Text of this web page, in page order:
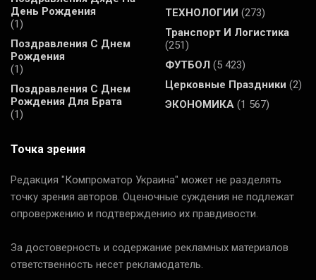
День Рождения
(1)
Поздравления С Днем
Рождения
(1)
Поздравления С Днем
Рождения Для Брата
(1)
ТЕХНОЛОГИИ (273)
Транспорт И Логистика
(251)
ФУТБОЛ (5 423)
Церковные Праздники (2)
ЭКОНОМИКА (1 567)
Точка зрения
Редакция "Компроматор Украина" может не разделять
точку зрения авторов. Оценочные суждения не подлежат
опровержению и подтверждению их правдивости.
За достоверность и содержание рекламных материалов
ответственность несет рекламодатель.